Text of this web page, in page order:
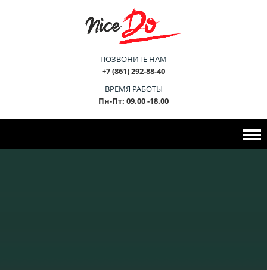
ПОЗВОНИТЕ НАМ
+7 (861) 292-88-40
ВРЕМЯ РАБОТЫ
Пн-Пт: 09.00 -18.00